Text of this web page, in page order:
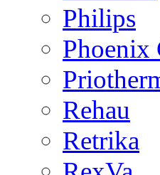
Philips
Phoenix
Rehau
Retrika